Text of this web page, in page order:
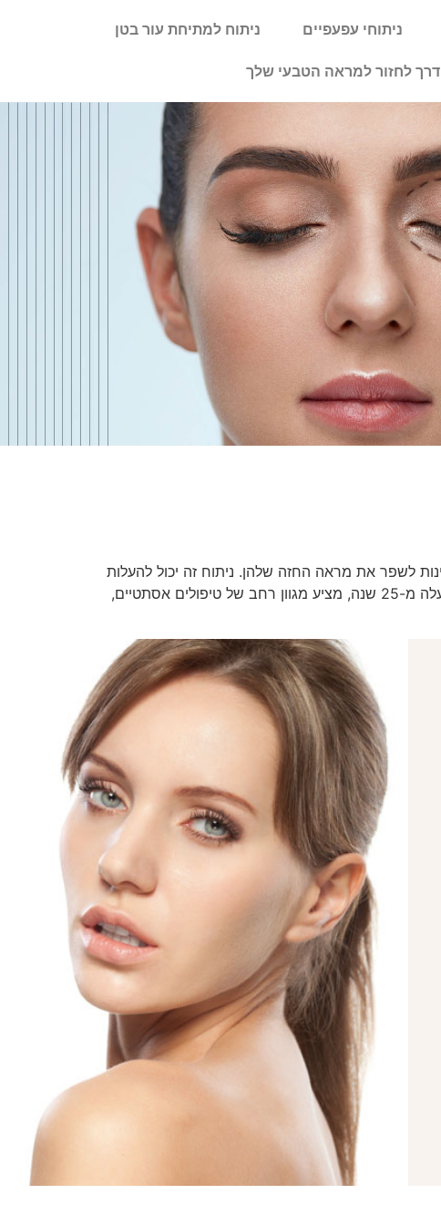
ניתוחי עפעפיים ניתוח למתיחת עור בטן
לחזור למראה הטבעי שלך
לשפר את מראה החזה שלהן. ניתוח זה יכול להעלות
את הביטחון העצמי שלהן ולשפר מאוד את איכות חייהן. ד"ר אבנר בן שושן, מנתח פלסטי מוסמך בעל ניסיון של למעלה מ-25 שנה, מציע מגוון רחב של טיפולים אסתטיים,